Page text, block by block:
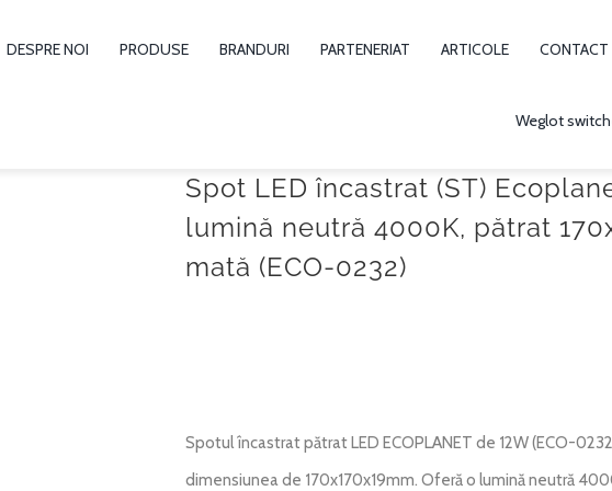
DESPRE NOI PRODUSE BRANDURI PARTENERIAT ARTICOLE CONTACT
Weglot
Spot LED încastrat (ST)
lumină neutră 4000K, pătrat
mată (ECO-0232)
Spotul încastrat pătrat LED ECOPLANET de 12W (ECO-
dimensiunea de 170x170x19mm. Oferă o lumină neutră